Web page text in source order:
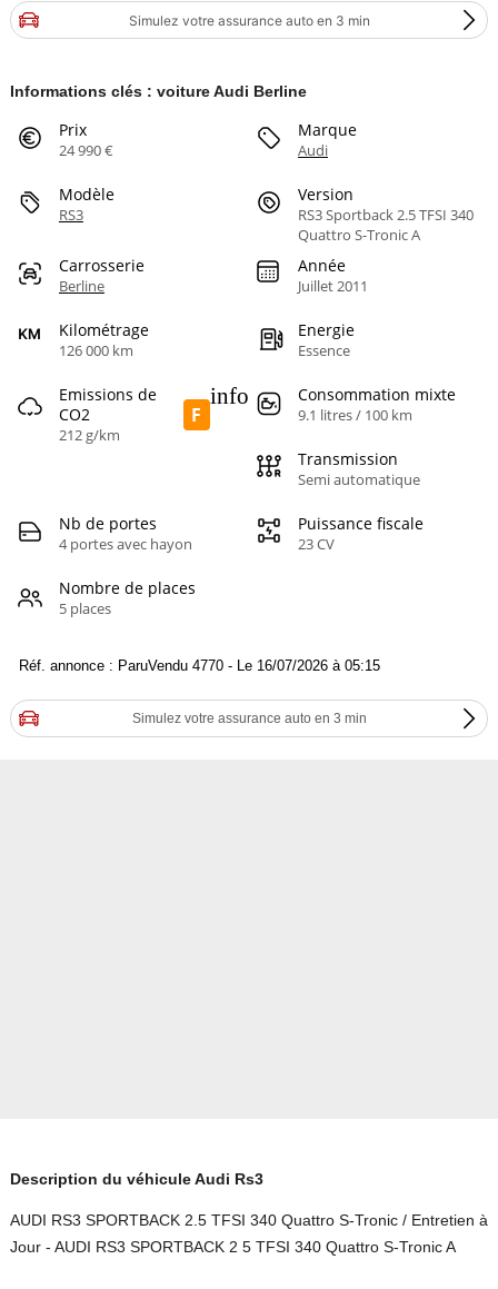
Simulez votre assurance auto en 3 min
Informations clés : voiture Audi Berline
Prix
24 990 €
Marque
Audi
Modèle
RS3
Version
RS3 Sportback 2.5 TFSI 340
Quattro S-Tronic A
Carrosserie
Berline
Année
Juillet 2011
Kilométrage
126 000 km
Energie
Essence
Emissions de
CO2
212 g/km
F
info Consommation mixte
9.1 litres / 100 km
Transmission
Semi automatique
Nb de portes
4 portes avec hayon
Puissance fiscale
23 CV
Nombre de places
5 places
Réf. annonce : ParuVendu 4770 - Le 16/07/2026 à 05:15
Simulez votre assurance auto en 3 min
Description du véhicule Audi Rs3
AUDI RS3 SPORTBACK 2.5 TFSI 340 Quattro S-Tronic / Entretien à
Jour - AUDI RS3 SPORTBACK 2 5 TFSI 340 Quattro S-Tronic A